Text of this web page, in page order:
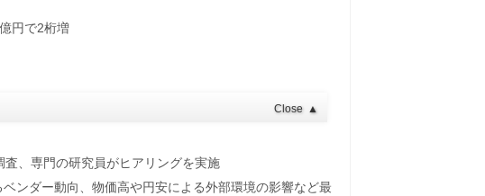
円で2桁増
Close ▲
、専門の研究員がヒアリングを実施
ンダー動向、物価高や円安による外部環境の影響など最